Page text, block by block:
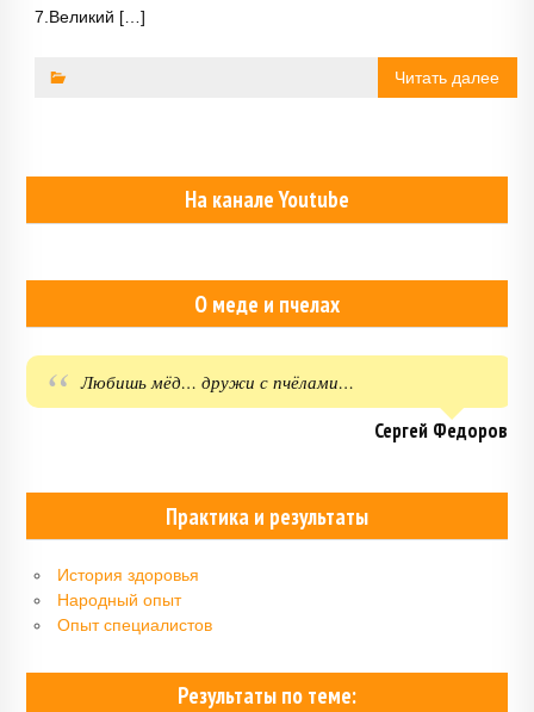
7.Великий […]
Читать далее
На канале Youtube
О меде и пчелах
Любишь мёд… дружи с пчёлами…
Сергей Федоров
Практика и результаты
История здоровья
Народный опыт
Опыт специалистов
Результаты по теме: